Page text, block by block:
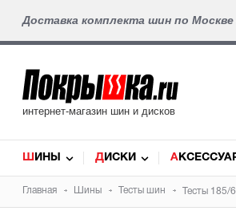
Доставка комплекта шин по
интернет-магазин шин и дисков
ШИНЫ ДИСКИ
Главная Шины Тесты шин Тесты 185/